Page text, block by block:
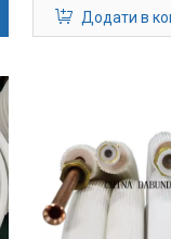
преміум-класу
Додати в